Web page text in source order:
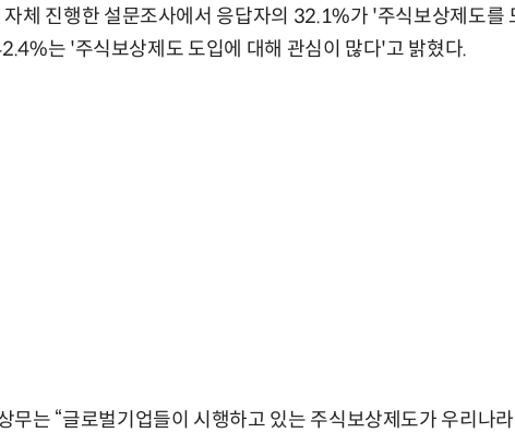
체 진행한 설문조사에서 응답자의 32.1%가 '주식보상제도를
는 '주식보상제도 도입에 대해 관심이 많다'고 밝혔다.
무는 “글로벌기업들이 시행하고 있는 주식보상제도가 우리나